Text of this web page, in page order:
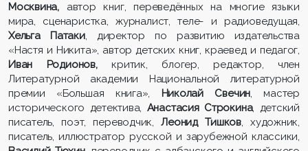
Москвина, автор книг, переведённых на многие языки
мира, сценаристка, журналист, теле- и радиоведущая,
Хельга Патаки, директор по развитию издательства
«Настя и Никита», автор детских книг, краевед и педагог,
Иван Родионов,критик, блогер, редактор, член
Литературной академии Национальной литературной
премии «Большая книга»,
Николай Свечин, мастер
исторического детектива, Анастасия Строкина, детский
писатель, поэт, переводчик,Леонид Тишков, художник,
писатель, иллюстратор русской и зарубежной классики,